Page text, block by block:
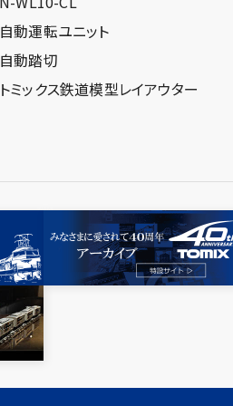
自動運転ユニット
自動踏切
トミックス鉄道模型レイアウター